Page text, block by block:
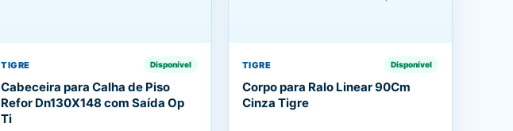
TIGRE Disponível
Cabeceira para Calha de Piso
Refor Dn130X148 com Saída Op
Ti
TIGRE Disponível
Corpo para Ralo Linear 90Cm
Cinza Tigre